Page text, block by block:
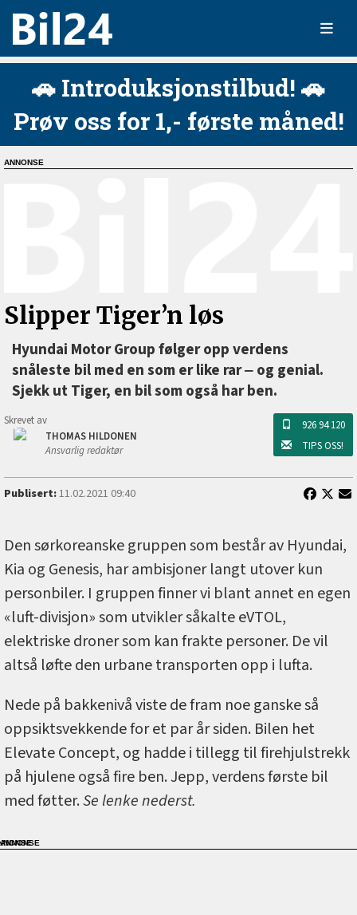
🚗 Introduksjonstilbud! 🚗
Prøv oss for 1,- første måned!
Slipper Tiger’n løs
Hyundai Motor Group følger opp verdens
snåleste bil med en som er like rar ‒ og genial.
Sjekk ut Tiger, en bil som også har ben.
Skrevet av
THOMAS HILDONEN
Ansvarlig redaktør
926 94 120
TIPS OSS!
Publisert:11.02.2021 09:40
Den sørkoreanske gruppen som består av Hyundai,
Kia og Genesis, har ambisjoner langt utover kun
personbiler. I gruppen finner vi blant annet en egen
«luft-divisjon» som utvikler såkalte eVTOL,
elektriske droner som kan frakte personer. De vil
altså løfte den urbane transporten opp i lufta.
Nede på bakkenivå viste de fram noe ganske så
oppsiktsvekkende for et par år siden. Bilen het
Elevate Concept, og hadde i tillegg til firehjulstrekk
på hjulene også fire ben. Jepp, verdens første bil
med føtter.Se lenke nederst.